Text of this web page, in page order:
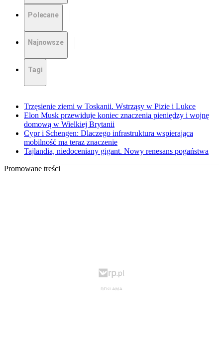
Polecane
Najnowsze
Tagi
Trzęsienie ziemi w Toskanii. Wstrząsy w Pizie i Lukce
Elon Musk przewiduje koniec znaczenia pieniędzy i wojnę
domową w Wielkiej Brytanii
Cypr i Schengen: Dlaczego infrastruktura wspierająca
mobilność ma teraz znaczenie
Tajlandia, niedoceniany gigant. Nowy renesans pogaństwa
Promowane treści